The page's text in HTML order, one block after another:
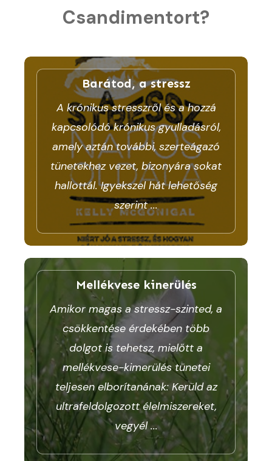
Csandimentort?
Barátod, a stressz
A krónikus stresszről és a hozzá
kapcsolódó krónikus gyulladásról,
amely aztán további, szerteágazó
tünetekhez vezet, bizonyára sokat
hallottál. Igyekszel hát lehetőség
szerint...
Mellékvese kinerülés
Amikor magas a stressz-szinted, a
csökkentése érdekében több
dolgot is tehetsz, mielőtt a
mellékvese-kimerülés tünetei
teljesen elborítanának: Kerüld az
ultrafeldolgozott élelmiszereket,
vegyél...